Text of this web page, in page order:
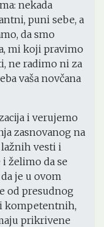
nekada
puni sebe, a
da smo
mi koji pravimo
ne radimo ni za
vaša novčana
i verujemo
zasnovanog na
vesti i
želimo da se
je u ovom
od presudnog
i kompetentnih,
prikrivene